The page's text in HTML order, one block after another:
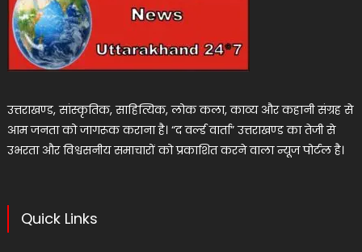
उत्तराखण्ड, सांस्कृतिक, साहित्यिक, लोक कला, काव्य और कहानी संग्रह से
आम जनता को जागरूक कराना है। “द वर्ल्ड वार्ता” उत्तराखण्ड का तेजी से
उभरता और विश्वसनीय समाचारों को प्रकाशित करने वाला न्यूज पोर्टल है।
Quick Links